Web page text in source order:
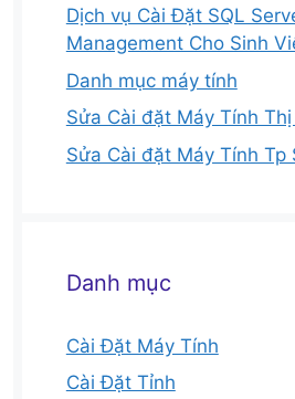
Dịch vụ Cài Đặt SQL
Management Cho Sinh
Danh mục máy tính
Sửa Cài đặt Máy Tính Thị
Sửa Cài đặt Máy Tính Tp
Danh mục
Cài Đặt Máy Tính
Cài Đặt Tỉnh